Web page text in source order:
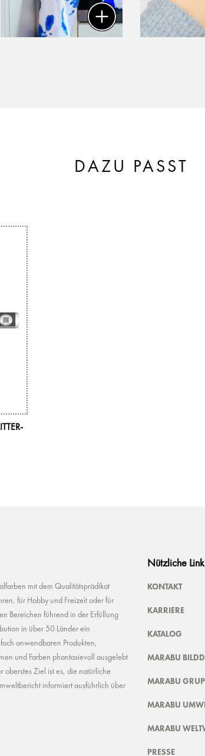
DAZU PASST
mit dem Qualitätsprädikat
für Hobby und Freizeit oder für
Bereichen führend in der Erfüllung
in über 50 Länder ein
anwendbaren Produkten,
und Farben phantasievoll ausgelebt
Ziel ist es, die natürliche
informiert ausführlich über
Nützliche
KONTAKT
KARRIERE
KATALOG
MARABU
MARABU
MARABU
MARABU
PRESSE